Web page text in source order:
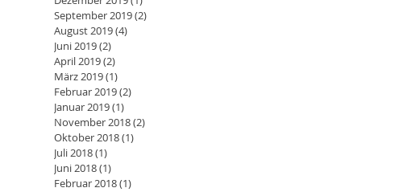
September 2019(2)
August 2019(4)
Juni 2019(2)
April 2019(2)
März 2019(1)
Februar 2019(2)
Januar 2019(1)
November 2018(2)
Oktober 2018(1)
Juli 2018(1)
Juni 2018(1)
Februar 2018(1)